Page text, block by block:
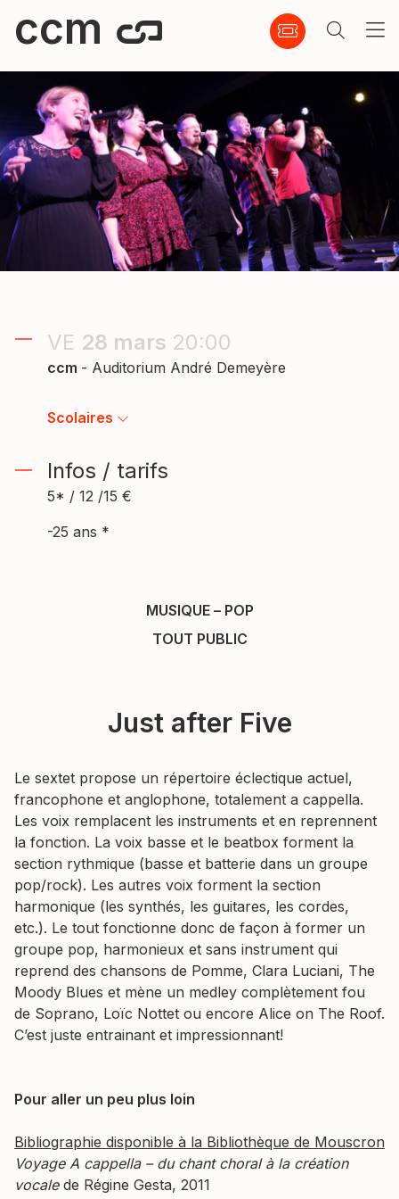
ccm
VE 28 mars 20:00
ccm - Auditorium André Demeyère
Scolaires
Infos / tarifs
5* / 12 /15 €
-25 ans *
MUSIQUE – POP
TOUT PUBLIC
Just after Five
Le sextet propose un répertoire éclectique actuel,
francophone et anglophone, totalement a cappella.
Les voix remplacent les instruments et en reprennent
la fonction. La voix basse et le beatbox forment la
section rythmique (basse et batterie dans un groupe
pop/rock). Les autres voix forment la section
harmonique (les synthés, les guitares, les cordes,
etc.). Le tout fonctionne donc de façon à former un
groupe pop, harmonieux et sans instrument qui
reprend des chansons de Pomme, Clara Luciani, The
Moody Blues et mène un medley complètement fou
de Soprano, Loïc Nottet ou encore Alice on The Roof.
C’est juste entrainant et impressionnant!
Pour aller un peu plus loin
Bibliographie disponible à la Bibliothèque de Mouscron
Voyage A cappella – du chant choral à la création
vocalede Régine Gesta, 2011